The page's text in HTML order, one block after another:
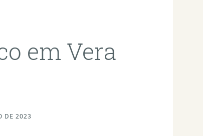
em Vera
DE 2023